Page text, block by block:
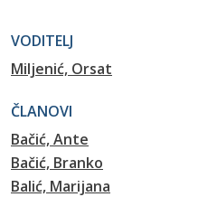
VODITELJ
Miljenić, Orsat
ČLANOVI
Bačić, Ante
Bačić, Branko
Balić, Marijana